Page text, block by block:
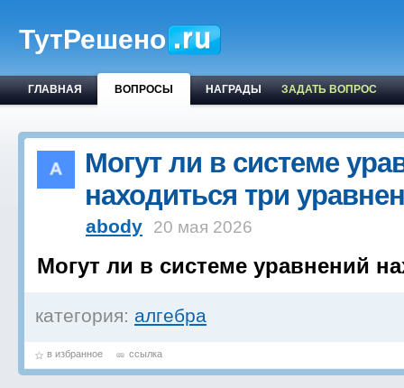
ТутРешено
ГЛАВНАЯ ВОПРОСЫ НАГРАДЫ ЗАДАТЬ ВОПРОС
Могут ли в системе
находиться три
abody 20 мая 2026
Могут ли в системе уравнений
категория: алгебра
в избранное ссылка